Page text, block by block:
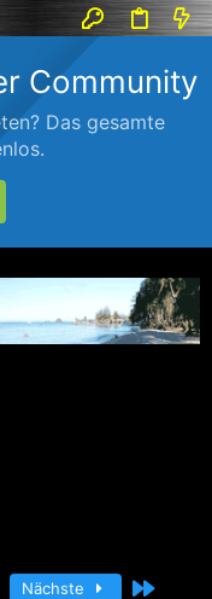
Community
Das gesamte
Nächste Letzte